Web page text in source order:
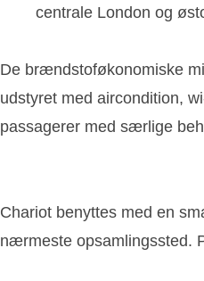
centrale London og
De brændstoføkonomiske
udstyret med aircondition,
passagerer med særlige
Chariot benyttes med en
nærmeste opsamlingssted.